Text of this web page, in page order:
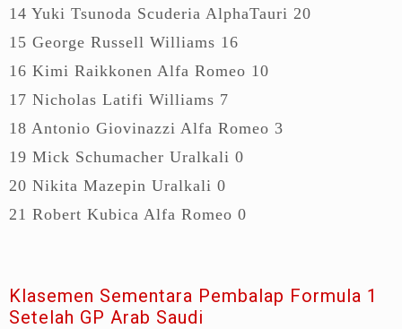
14 Yuki Tsunoda Scuderia AlphaTauri 20
15 George Russell Williams 16
16 Kimi Raikkonen Alfa Romeo 10
17 Nicholas Latifi Williams 7
18 Antonio Giovinazzi Alfa Romeo 3
19 Mick Schumacher Uralkali 0
20 Nikita Mazepin Uralkali 0
21 Robert Kubica Alfa Romeo 0
Klasemen Sementara Pembalap Formula 1
Setelah GP Arab Saudi